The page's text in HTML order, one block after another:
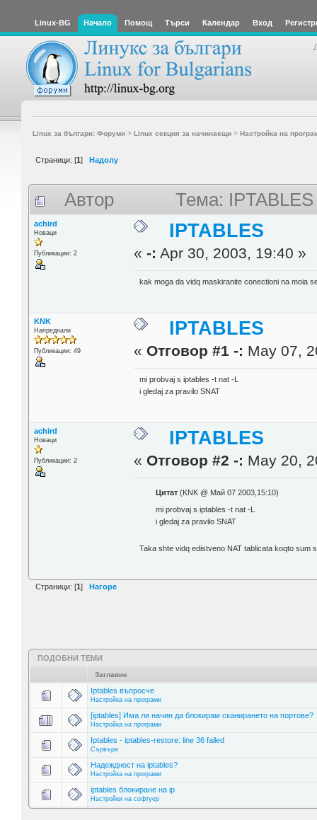
Linux-BG Начало Помощ Търси Календар Вход
Linux за българи: Форуми> Linux секция за начинаещи> Настройка на
Страници: [1] Надолу
Автор Тема:
achird
Новаци
Публикации: 2
IPTABLES
«-: Apr 30, 2003, 19:40 »
kak moga da vidq maskiranite conectioni na moia
KNK
Напреднали
Публикации: 49
IPTABLES
« Отговор #1 -: May 07,
mi probvaj s iptables -t nat -L
i gledaj za pravilo SNAT
achird
Новаци
Публикации: 2
IPTABLES
« Отговор #2 -: May 20,
Цитат(KNK @ Май 07 2003,15:10)
mi probvaj s iptables -t nat -L
i gledaj za pravilo SNAT
Taka shte vidq edistveno NAT tablicata koqto sum
Страници: [1] Нагоре
ПОДОБНИ ТЕМИ
Заглавие
Iptables въпросче
Настройка на програми
[iptables] Има ли начин да блокирам сканирането на портове?
Настройка на програми
Iptables - iptables-restore: line 36 failed
Сървъри
Надеждност на iptables?
Настройка на програми
iptables блокиране на ip
Настройки на софтуер